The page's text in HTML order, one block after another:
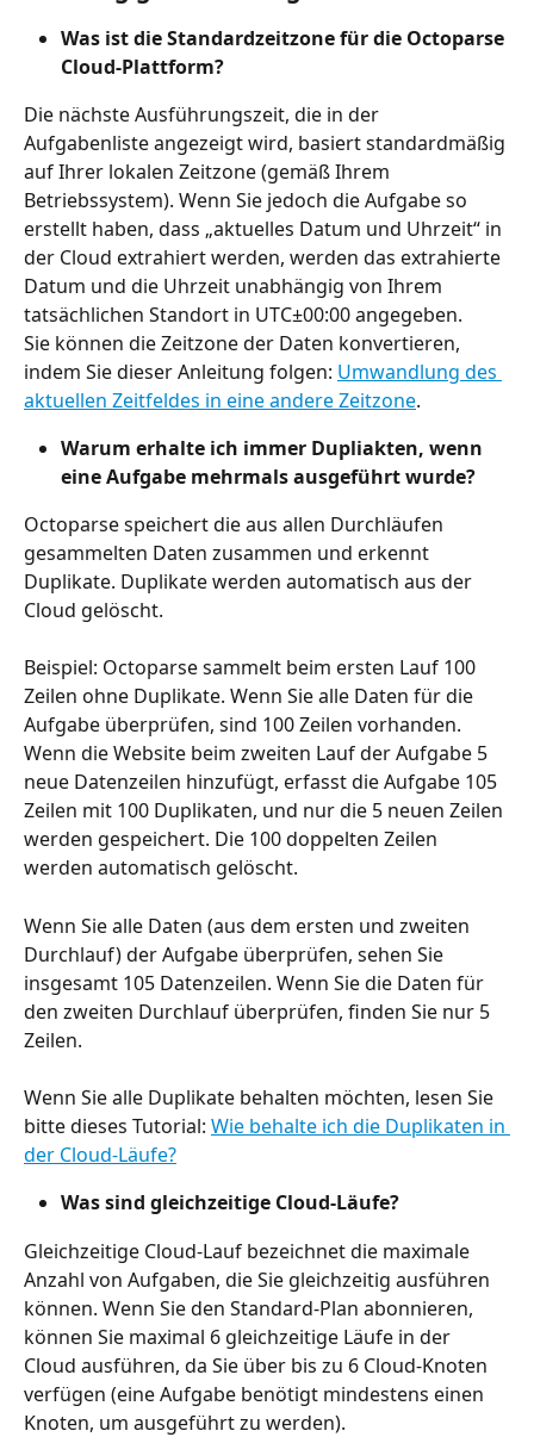
Was ist die Standardzeitzone für die Octoparse
Cloud-Plattform?
Die nächste Ausführungszeit, die in der
Aufgabenliste angezeigt wird, basiert standardmäßig
auf Ihrer lokalen Zeitzone (gemäß Ihrem
Betriebssystem). Wenn Sie jedoch die Aufgabe so
erstellt haben, dass „aktuelles Datum und Uhrzeit“ in
der Cloud extrahiert werden, werden das extrahierte
Datum und die Uhrzeit unabhängig von Ihrem
tatsächlichen Standort in UTC±00:00 angegeben.
Sie können die Zeitzone der Daten konvertieren,
indem Sie dieser Anleitung folgen: Umwandlung des
aktuellen Zeitfeldes in eine andere Zeitzone.
Warum erhalte ich immer Dupliakten, wenn
eine Aufgabe mehrmals ausgeführt wurde?
Octoparse speichert die aus allen Durchläufen
gesammelten Daten zusammen und erkennt
Duplikate. Duplikate werden automatisch aus der
Cloud gelöscht.
Beispiel: Octoparse sammelt beim ersten Lauf 100
Zeilen ohne Duplikate. Wenn Sie alle Daten für die
Aufgabe überprüfen, sind 100 Zeilen vorhanden.
Wenn die Website beim zweiten Lauf der Aufgabe 5
neue Datenzeilen hinzufügt, erfasst die Aufgabe 105
Zeilen mit 100 Duplikaten, und nur die 5 neuen Zeilen
werden gespeichert. Die 100 doppelten Zeilen
werden automatisch gelöscht.
Wenn Sie alle Daten (aus dem ersten und zweiten
Durchlauf) der Aufgabe überprüfen, sehen Sie
insgesamt 105 Datenzeilen. Wenn Sie die Daten für
den zweiten Durchlauf überprüfen, finden Sie nur 5
Zeilen.
Wenn Sie alle Duplikate behalten möchten, lesen Sie
bitte dieses Tutorial: Wie behalte ich die Duplikaten in
der Cloud-Läufe?
Was sind gleichzeitige Cloud-Läufe?
Gleichzeitige Cloud-Lauf bezeichnet die maximale
Anzahl von Aufgaben, die Sie gleichzeitig ausführen
können. Wenn Sie den Standard-Plan abonnieren,
können Sie maximal 6 gleichzeitige Läufe in der
Cloud ausführen, da Sie über bis zu 6 Cloud-Knoten
verfügen (eine Aufgabe benötigt mindestens einen
Knoten, um ausgeführt zu werden).